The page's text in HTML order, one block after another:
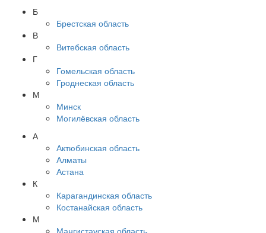
Б
Брестская область
В
Витебская область
Г
Гомельская область
Гроднеская область
М
Минск
Могилёвская область
А
Актюбинская область
Алматы
Астана
К
Карагандинская область
Костанайская область
М
Мангистауская область